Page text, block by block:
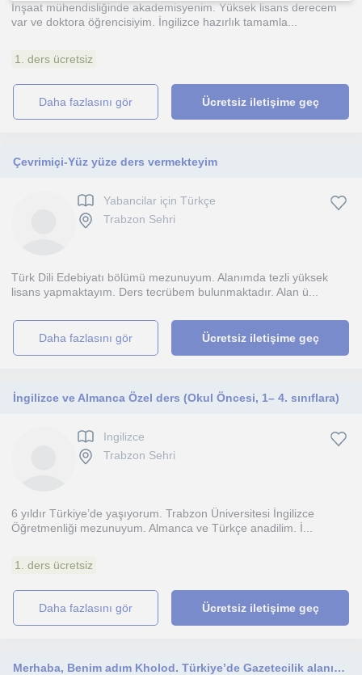
İnşaat mühendisliğinde akademisyenim. Yüksek lisans derecem
var ve doktora öğrencisiyim. İngilizce hazırlık tamamla...
1. ders ücretsiz
daha fazlasını gör Ücretsiz iletişime geç
Çevrimiçi-Yüz yüze ders vermekteyim
Yabancilar için Türkçe
Trabzon Sehri
Türk Dili Edebiyatı bölümü mezunuyum. Alanımda tezli yüksek
lisans yapmaktayım. Ders tecrübem bulunmaktadır. Alan ü...
daha fazlasını gör Ücretsiz iletişime geç
İngilizce ve Almanca Özel ders (Okul Öncesi, 1– 4. sınıflara)
Ingilizce
Trabzon Sehri
6 yıldır Türkiye’de yaşıyorum. Trabzon Üniversitesi İngilizce
Öğretmenliği mezunuyum. Almanca ve Türkçe anadilim. İ...
1. ders ücretsiz
daha fazlasını gör Ücretsiz iletişime geç
Merhaba, Benim adım Kholod. Türkiye’de Gazetecilik alanında yüksek lisans yapıyorum. Medya ve iletişim alanında akademik bir geçm